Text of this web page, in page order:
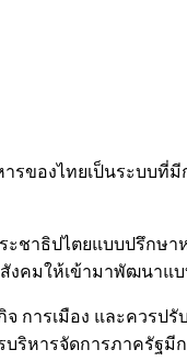
ารของไทยเป็นระบบ
ชาธิปไตยแบบปรึกษ
งคมให้เข้ามาพัฒนาแ
การเมือง และควรป
ริหารจัดการภาครัฐ